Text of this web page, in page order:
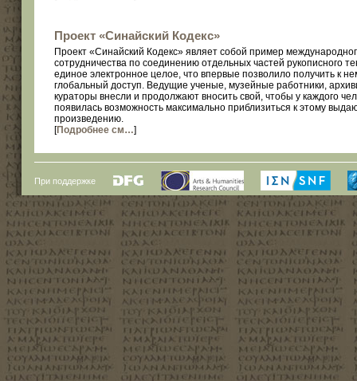
Проект «Синайский Кодекс»
Проект «Синайский Кодекс» являет собой пример
сотрудничества по соединению отдельных частей рукописного
единое электронное целое, что впервые позволило получить к
глобальный доступ. Ведущие ученые, музейные работники,
кураторы внесли и продолжают вносить свой, чтобы у каждого
появилась возможность максимально приблизиться к этому
произведению.
[Подробнее см…]
При поддержке